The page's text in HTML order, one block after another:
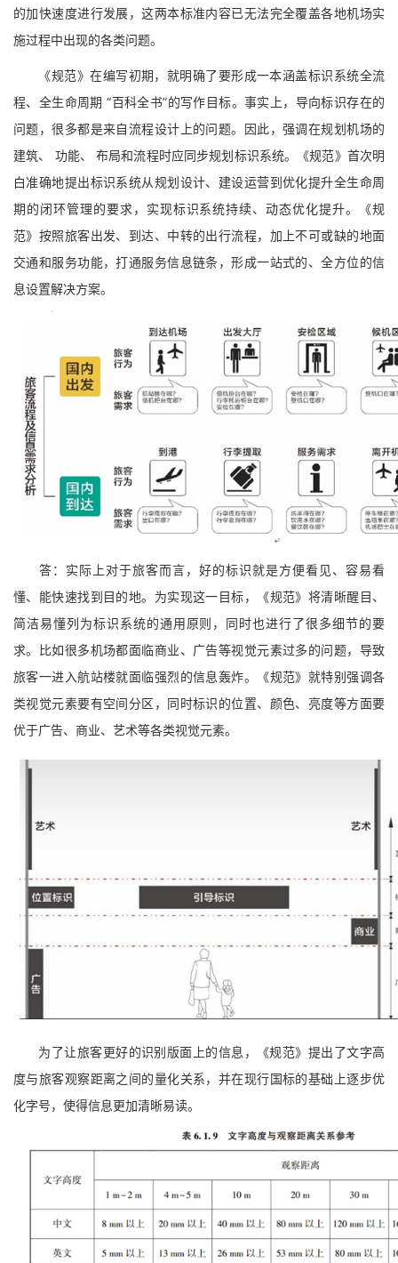
的加快速度进行发展，这两本标准内容已无法完全覆盖各地机场实
施过程中出现的各类问题。
《规范》在编写初期，就明确了要形成一本涵盖标识系统全流
程、全生命周期 “百科全书”的写作目标。事实上，导向标识存在的
问题，很多都是来自流程设计上的问题。因此，强调在规划机场的
建筑、 功能、 布局和流程时应同步规划标识系统。《规范》首次明
白准确地提出标识系统从规划设计、建设运营到优化提升全生命周
期的闭环管理的要求，实现标识系统持续、动态优化提升。《规
范》按照旅客出发、到达、中转的出行流程，加上不可或缺的地面
交通和服务功能，打通服务信息链条，形成一站式的、全方位的信
息设置解决方案。
答：实际上对于旅客而言，好的标识就是方便看见、容易看
懂、能快速找到目的地。为实现这一目标，《规范》将清晰醒目、
简洁易懂列为标识系统的通用原则，同时也进行了很多细节的要
求。比如很多机场都面临商业、广告等视觉元素过多的问题，导致
旅客一进入航站楼就面临强烈的信息轰炸。《规范》就特别强调各
类视觉元素要有空间分区，同时标识的位置、颜色、亮度等方面要
优于广告、商业、艺术等各类视觉元素。
为了让旅客更好的识别版面上的信息，《规范》提出了文字高
度与旅客观察距离之间的量化关系，并在现行国标的基础上逐步优
化字号，使得信息更加清晰易读。